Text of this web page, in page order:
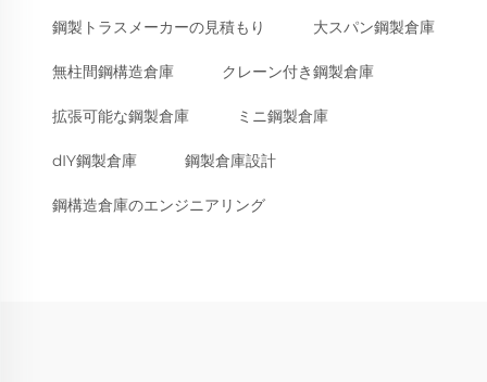
鋼製トラスメーカーの見積もり 大スパン鋼製倉庫
無柱間鋼構造倉庫 クレーン付き鋼製倉庫
拡張可能な鋼製倉庫 ミニ鋼製倉庫
dIY鋼製倉庫 鋼製倉庫設計
鋼構造倉庫のエンジニアリング